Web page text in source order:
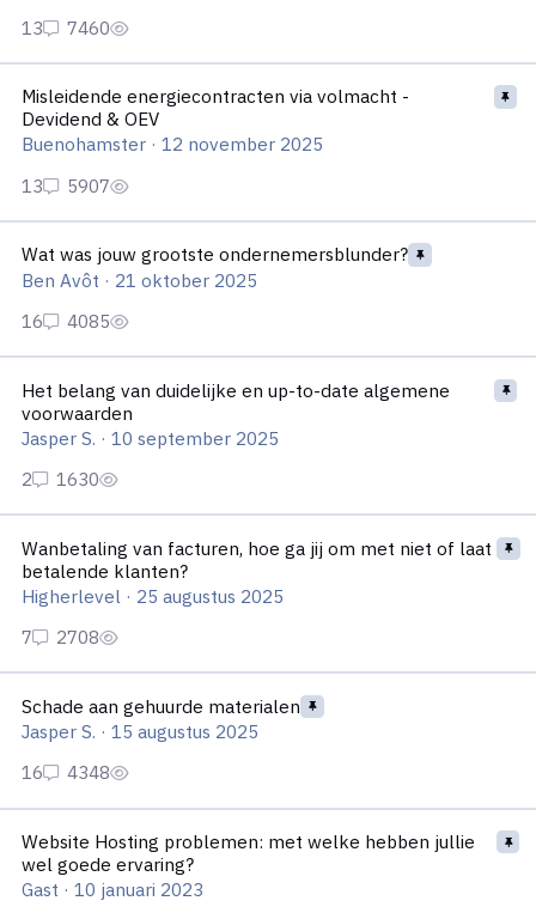
Misleidende energiecontracten via volmacht -
Devidend & OEV
Buenohamster ·12 november 2025
Wat was jouw grootste ondernemersblunder?
Ben Avôt · 21 oktober 2025
Het belang van duidelijke en up-to-date algemene
voorwaarden
Jasper S. ·10 september 2025
Wanbetaling van facturen, hoe ga jij om met niet of laat
betalende klanten?
Higherlevel · 25 augustus 2025
Schade aan gehuurde materialen
Jasper S. ·15 augustus 2025
Website Hosting problemen: met welke hebben jullie
wel goede ervaring?
Gast ·10 januari 2023